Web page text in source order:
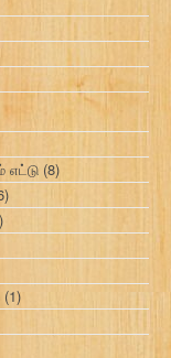
எட்டு (8)
(1)